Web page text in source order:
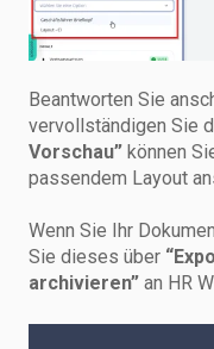
Beantworten Sie
vervollständigen Sie
Vorschau” können
passendem Layout
Wenn Sie Ihr
Sie dieses über
archivieren” an HR